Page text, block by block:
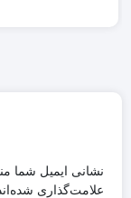
نشانی ایمیل شما
علامت‌گذاری